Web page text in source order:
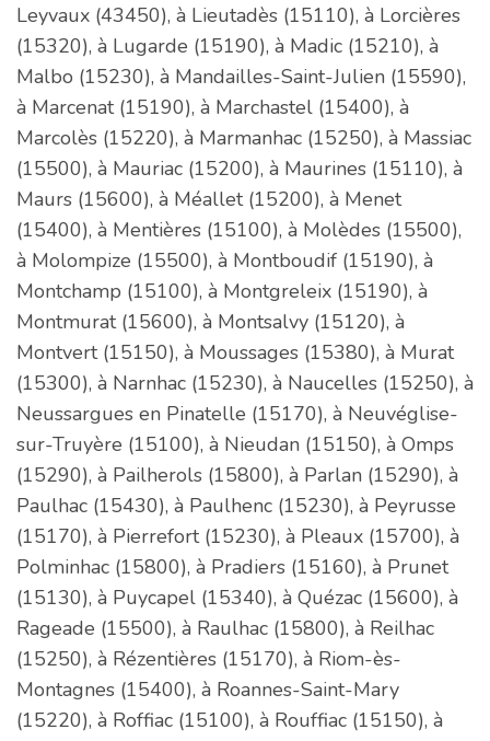
Leyvaux (43450), à Lieutadès (15110), à Lorcières
(15320), à Lugarde (15190), à Madic (15210), à
Malbo (15230), à Mandailles-Saint-Julien (15590),
à Marcenat (15190), à Marchastel (15400), à
Marcolès (15220), à Marmanhac (15250), à Massiac
(15500), à Mauriac (15200), à Maurines (15110), à
Maurs (15600), à Méallet (15200), à Menet
(15400), à Mentières (15100), à Molèdes (15500),
à Molompize (15500), à Montboudif (15190), à
Montchamp (15100), à Montgreleix (15190), à
Montmurat (15600), à Montsalvy (15120), à
Montvert (15150), à Moussages (15380), à Murat
(15300), à Narnhac (15230), à Naucelles (15250), à
Neussargues en Pinatelle (15170), à Neuvéglise-
sur-Truyère (15100), à Nieudan (15150), à Omps
(15290), à Pailherols (15800), à Parlan (15290), à
Paulhac (15430), à Paulhenc (15230), à Peyrusse
(15170), à Pierrefort (15230), à Pleaux (15700), à
Polminhac (15800), à Pradiers (15160), à Prunet
(15130), à Puycapel (15340), à Quézac (15600), à
Rageade (15500), à Raulhac (15800), à Reilhac
(15250), à Rézentières (15170), à Riom-ès-
Montagnes (15400), à Roannes-Saint-Mary
(15220), à Roffiac (15100), à Rouffiac (15150), à